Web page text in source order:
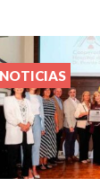
NOTICIAS